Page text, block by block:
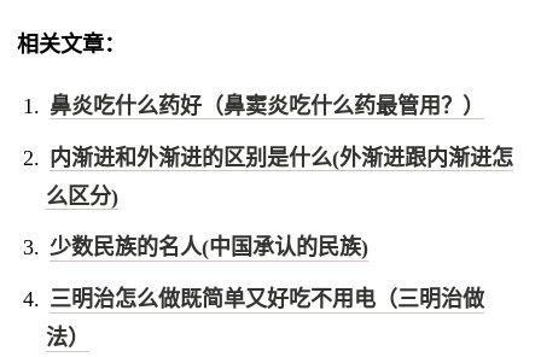
相关文章：
鼻炎吃什么药好（鼻窦炎吃什么药最管用？）
内渐进和外渐进的区别是什么(外渐进跟内渐进怎
么区分)
少数民族的名人(中国承认的民族)
三明治怎么做既简单又好吃不用电（三明治做
法）